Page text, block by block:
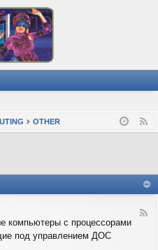
OTHER
F
компьютеры с процессорами
под управлением ДОС